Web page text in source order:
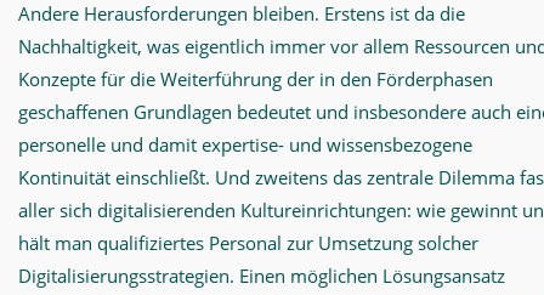
Andere Herausforderungen bleiben. Erstens ist da die
Nachhaltigkeit, was eigentlich immer vor allem Ressourcen
Konzepte für die Weiterführung der in den Förderphasen
geschaffenen Grundlagen bedeutet und insbesondere auch
personelle und damit expertise- und wissensbezogene
Kontinuität einschließt. Und zweitens das zentrale Dilemma
aller sich digitalisierenden Kultureinrichtungen: wie gewinnt
hält man qualifiziertes Personal zur Umsetzung solcher
Digitalisierungsstrategien. Einen möglichen Lösungsansatz